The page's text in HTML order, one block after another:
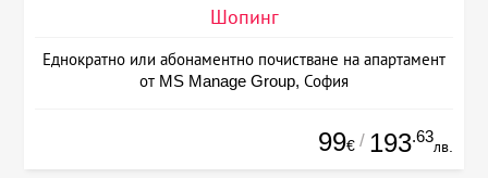
Шопинг
Еднократно или абонаментно почистване на апартамент
от MS Manage Group, София
99€ / 193.63
лв.